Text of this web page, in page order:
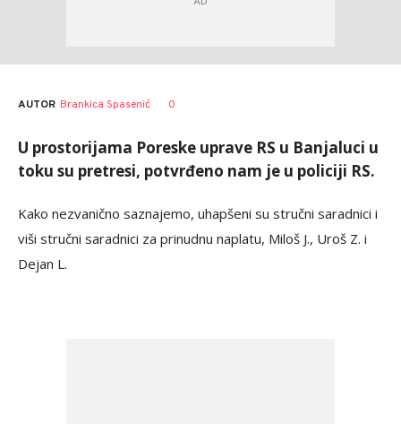
AUTOR Brankica Spasenić 0
U prostorijama Poreske uprave RS u Banjaluci u
toku su pretresi, potvrđeno nam je u policiji RS.
Kako nezvanično saznajemo, uhapšeni su stručni saradnici i
viši stručni saradnici za prinudnu naplatu, Miloš J., Uroš Z. i
Dejan L.